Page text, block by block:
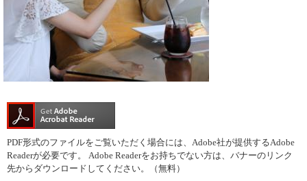
PDF形式のファイルをご覧いただく場合には、Adobe社が提供するAdobe
Readerが必要です。
Adobe Readerをお持ちでない方は、バナーのリンク
先からダウンロードしてください。（無料）